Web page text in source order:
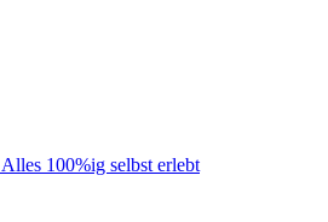
100%ig selbst erlebt